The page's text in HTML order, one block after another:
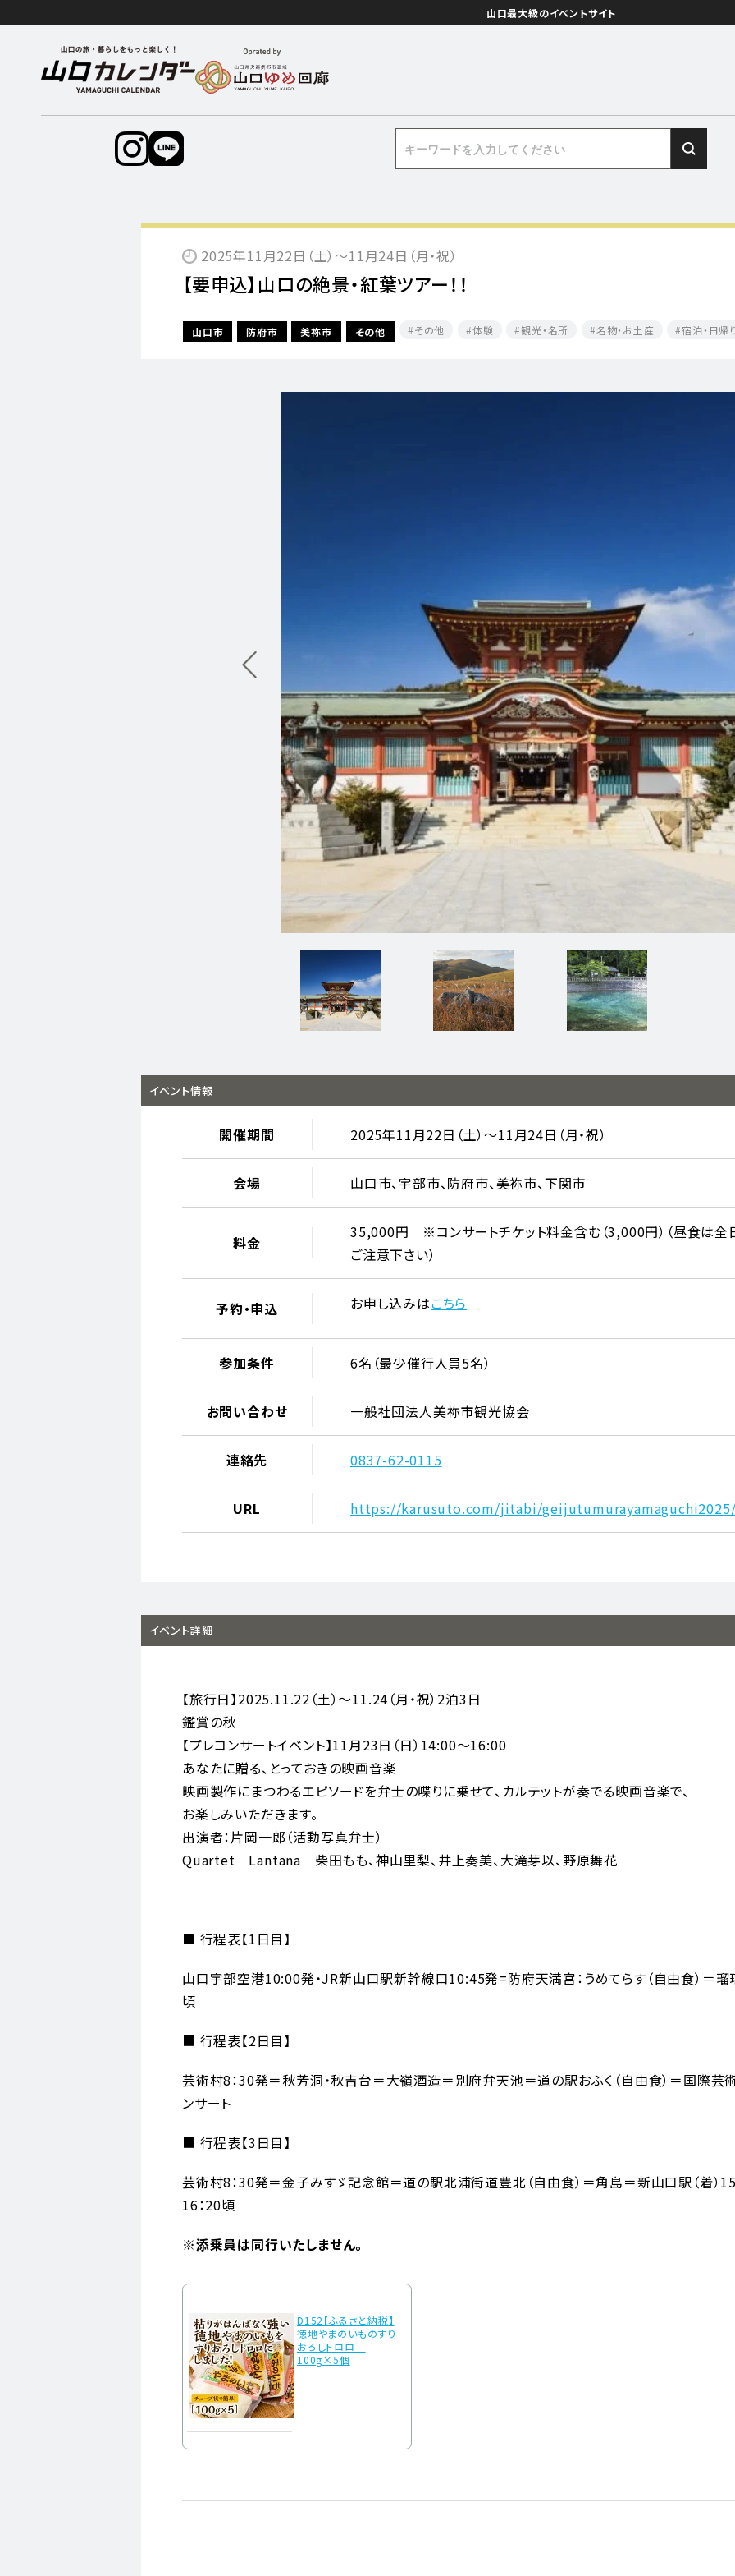
山口最大級のイベントサイト
2025年11月22日（土）〜11月24日（月・祝）
【要申込】山口の絶景・紅葉ツアー！！
山口市 防府市 美祢市 その他 その他 体験 観光・名所 名物・お土産 宿泊・日帰
イベント情報
開催期間 2025年11月22日（土）〜11月24日（月・祝）
会場 山口市、宇部市、防府市、美祢市、下関市
料金
35,000円 ※コンサートチケット料金含む（3,000円）（昼食は全
ご注意下さい）
予約・申込 お申し込みはこちら
参加条件 6名（最少催行人員5名）
お問い合わせ 一般社団法人美祢市観光協会
連絡先 0837-62-0115
URL https://karusuto.com/jitabi/
イベント詳細
【旅行日】2025.11.22（土）〜11.24（月・祝）2泊3日
鑑賞の秋
【プレコンサートイベント】11月23日（日）14:00～16:00
あなたに贈る、とっておきの映画音楽
映画製作にまつわるエピソードを弁士の喋りに乗せて、カルテットが奏でる映画音楽で、
お楽しみいただきます。
出演者：片岡一郎（活動写真弁士）
Quartet Lantana 柴田もも、神山里梨、井上奏美、大滝芽以、野原舞花
■ 行程表【1日目】
山口宇部空港10:00発・JR新山口駅新幹線口10:45発=防府天満宮：うめてらす（自由食）＝
頃
■ 行程表【2日目】
芸術村8：30発＝秋芳洞・秋吉台＝大嶺酒造＝別府弁天池＝道の駅おふく（自由食）＝国際芸
ンサート
■ 行程表【3日目】
芸術村8：30発＝金子みすゞ記念館＝道の駅北浦街道豊北（自由食）＝角島＝新山口駅（着）
16：20頃
※添乗員は同行いたしません。
D152【ふるさと納税】
徳地やまのいものすり
おろしトロロ
100g×5個